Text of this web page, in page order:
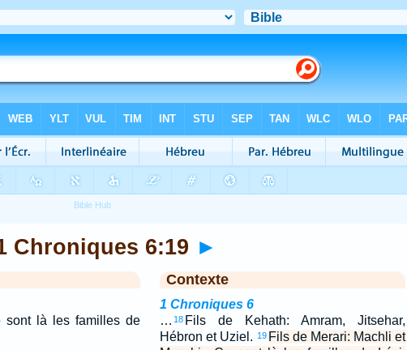
Chroniques 6:19 ►
sont là les familles de
Contexte
1 Chroniques 6
… 18 Fils de Kehath: Amram, Jitsehar,
Hébron et Uziel. 19 Fils de Merari: Machli et